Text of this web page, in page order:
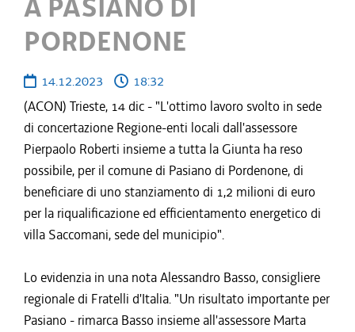
A PASIANO DI
PORDENONE
14.12.2023
18:32
(ACON) Trieste, 14 dic - "L'ottimo lavoro svolto in sede
di concertazione Regione-enti locali dall'assessore
Pierpaolo Roberti insieme a tutta la Giunta ha reso
possibile, per il comune di Pasiano di Pordenone, di
beneficiare di uno stanziamento di 1,2 milioni di euro
per la riqualificazione ed efficientamento energetico di
villa Saccomani, sede del municipio".
Lo evidenzia in una nota Alessandro Basso, consigliere
regionale di Fratelli d'Italia. "Un risultato importante per
Pasiano - rimarca Basso insieme all'assessore Marta